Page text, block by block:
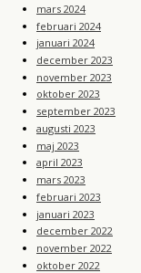
mars 2024
februari 2024
januari 2024
december 2023
november 2023
oktober 2023
september 2023
augusti 2023
maj 2023
april 2023
mars 2023
februari 2023
januari 2023
december 2022
november 2022
oktober 2022